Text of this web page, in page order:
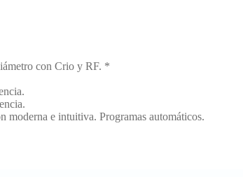
con Crio y RF. *
moderna e intuitiva. Programas automáticos.